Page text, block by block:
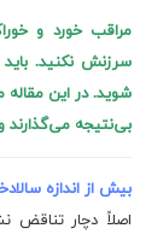
مراقب خورد و
سرزنش نکنید. باید
شوید. در این
بی‌نتیجه می‌گذارند
بیش از اندازه
اصلاً دچار تناقض